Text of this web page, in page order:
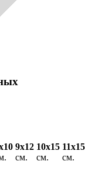
9х12
см.
10х15
см.
11х15
см.